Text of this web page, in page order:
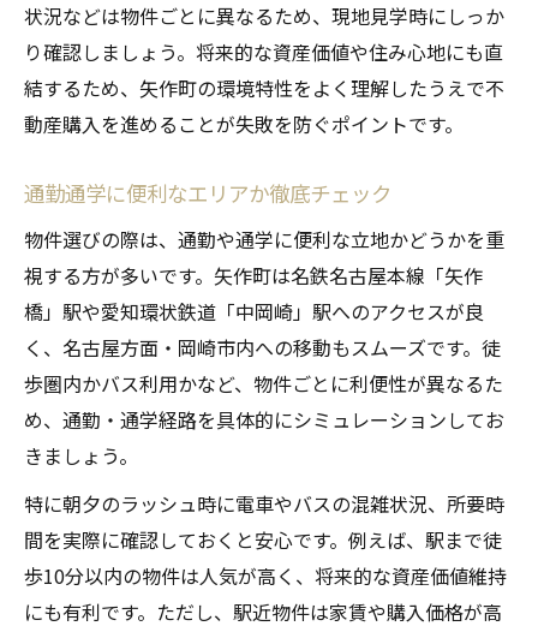
状況などは物件ごとに異なるため、現地見学時にしっか
り確認しましょう。将来的な資産価値や住み心地にも直
結するため、矢作町の環境特性をよく理解したうえで不
動産購入を進めることが失敗を防ぐポイントです。
通勤通学に便利なエリアか徹底チェック
物件選びの際は、通勤や通学に便利な立地かどうかを重
視する方が多いです。矢作町は名鉄名古屋本線「矢作
橋」駅や愛知環状鉄道「中岡崎」駅へのアクセスが良
く、名古屋方面・岡崎市内への移動もスムーズです。徒
歩圏内かバス利用かなど、物件ごとに利便性が異なるた
め、通勤・通学経路を具体的にシミュレーションしてお
きましょう。
特に朝夕のラッシュ時に電車やバスの混雑状況、所要時
間を実際に確認しておくと安心です。例えば、駅まで徒
歩10分以内の物件は人気が高く、将来的な資産価値維持
にも有利です。ただし、駅近物件は家賃や購入価格が高